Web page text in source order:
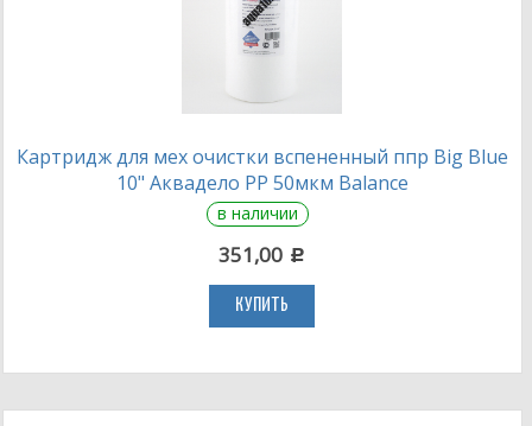
Картридж для мех очистки вспененный ппр Big Blue
10" Аквадело PP 50мкм Balance
в наличии
351,00 c
КУПИТЬ